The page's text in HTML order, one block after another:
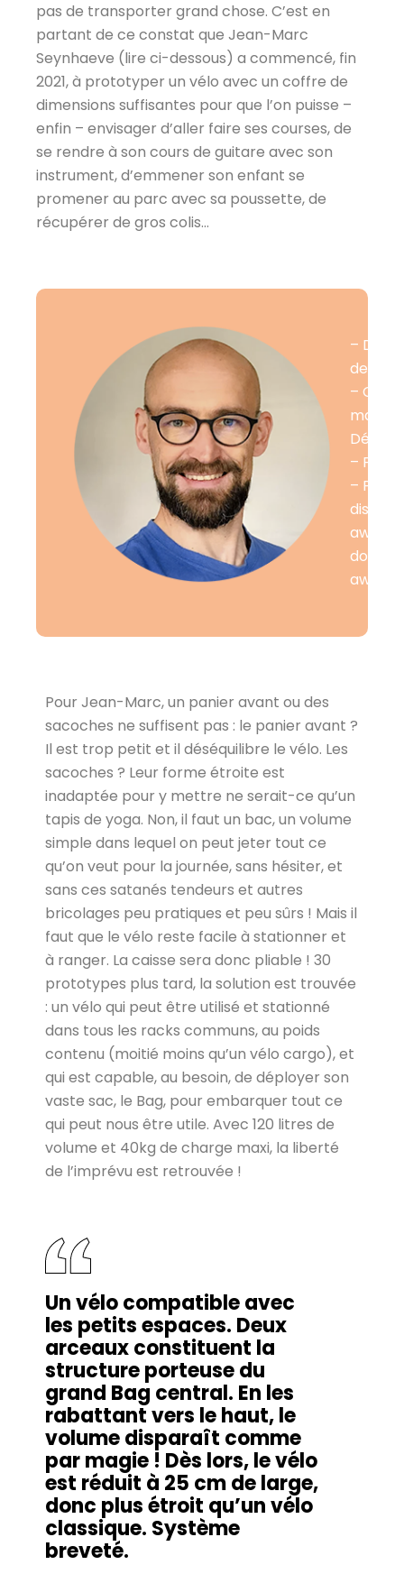
pas de transporter grand chose. C’est en
partant de ce constat que Jean-Marc
Seynhaeve (lire ci-dessous) a commencé, fin
2021, à prototyper un vélo avec un coffre de
dimensions suffisantes pour que l’on puisse –
enfin – envisager d’aller faire ses courses, de
se rendre à son cours de guitare avec son
instrument, d’emmener son enfant se
promener au parc avec sa poussette, de
récupérer de gros colis…
–
de
– Créé
–
–
awards
dot
Pour Jean-Marc, un panier avant ou des
sacoches ne suffisent pas : le panier avant ?
Il est trop petit et il déséquilibre le vélo. Les
sacoches ? Leur forme étroite est
inadaptée pour y mettre ne serait-ce qu’un
tapis de yoga. Non, il faut un bac, un volume
simple dans lequel on peut jeter tout ce
qu’on veut pour la journée, sans hésiter, et
sans ces satanés tendeurs et autres
bricolages peu pratiques et peu sûrs ! Mais il
faut que le vélo reste facile à stationner et
à ranger. La caisse sera donc pliable ! 30
prototypes plus tard, la solution est trouvée
: un vélo qui peut être utilisé et stationné
dans tous les racks communs, au poids
contenu (moitié moins qu’un vélo cargo), et
qui est capable, au besoin, de déployer son
vaste sac, le Bag, pour embarquer tout ce
qui peut nous être utile. Avec 120 litres de
volume et 40kg de charge maxi, la liberté
de l’imprévu est retrouvée !
Un vélo compatible avec
les petits espaces. Deux
arceaux constituent la
structure porteuse du
grand Bag central. En les
rabattant vers le haut, le
volume disparaît comme
par magie ! Dès lors, le vélo
est réduit à 25 cm de large,
donc plus étroit qu’un vélo
classique. Système
breveté.